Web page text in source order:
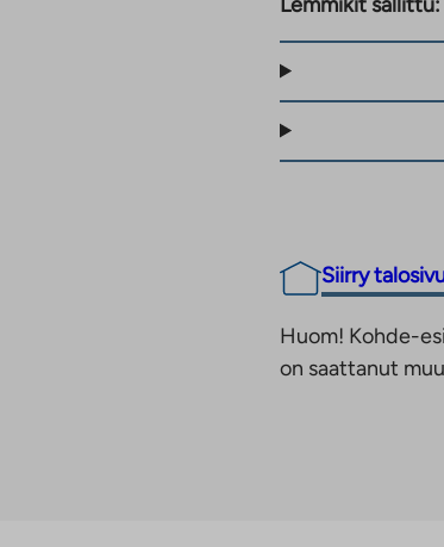
Siirry
Huom! Kohde-
on saattanut